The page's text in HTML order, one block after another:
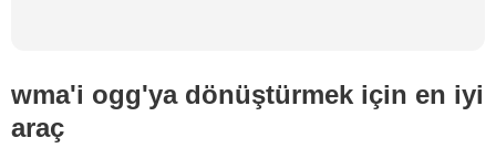
wma'i ogg'ya dönüştürmek için en iyi
araç